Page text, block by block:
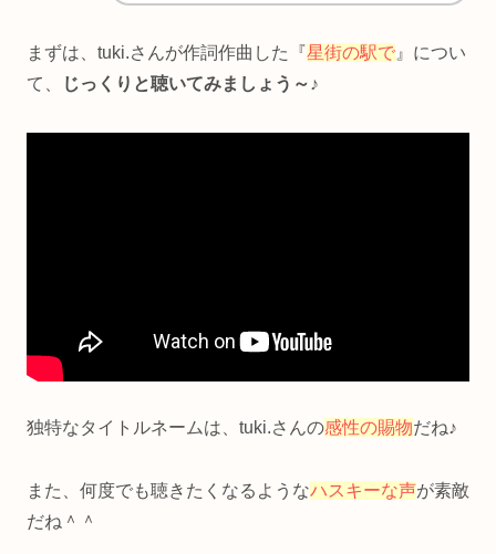
まずは、tuki.さんが作詞作曲した『星街の駅で 』につい
て、
じっくりと聴いてみましょう～♪
独特なタイトルネームは、tuki.さんの感性の賜物だね♪
また、何度でも聴きたくなるようなハスキーな声が素敵
だね＾＾